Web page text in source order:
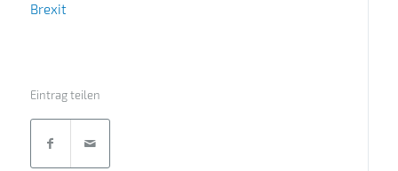
Brexit
Eintrag teilen